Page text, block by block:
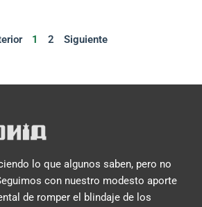
1 2 Siguiente
lo que algunos saben, pero no
con nuestro modesto aporte
de romper el blindaje de los